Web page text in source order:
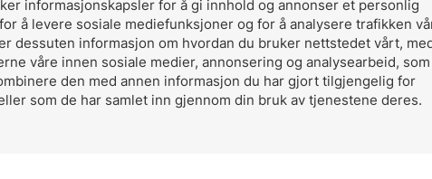
informasjonskapsler for å gi innhold og annonser et personlig
å levere sosiale mediefunksjoner og for å analysere trafikken
dessuten informasjon om hvordan du bruker nettstedet vårt,
våre innen sosiale medier, annonsering og analysearbeid, som
den med annen informasjon du har gjort tilgjengelig for
som de har samlet inn gjennom din bruk av tjenestene deres.
Designed and developed by